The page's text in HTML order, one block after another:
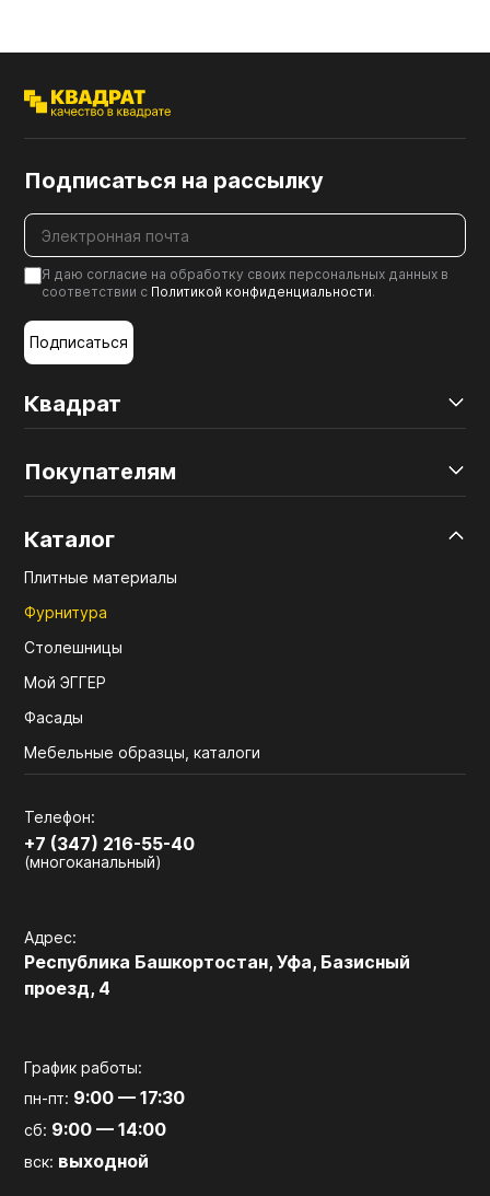
Квадрат
Покупателям
Каталог
Плитные материалы
Фурнитура
Столешницы
Мой ЭГГЕР
Фасады
Мебельные образцы, каталоги
Телефон:
+7 (347) 216-55-40
(многоканальный)
Адрес:
Республика Башкортостан, Уфа, Базисный
проезд, 4
График работы:
пн-пт: 9:00 — 17:30
сб: 9:00 — 14:00
вск: выходной
Подписаться на рассылку
Я даю согласие на обработку своих персональных данных в
соответствии с Политикой конфиденциальности.
Подписаться